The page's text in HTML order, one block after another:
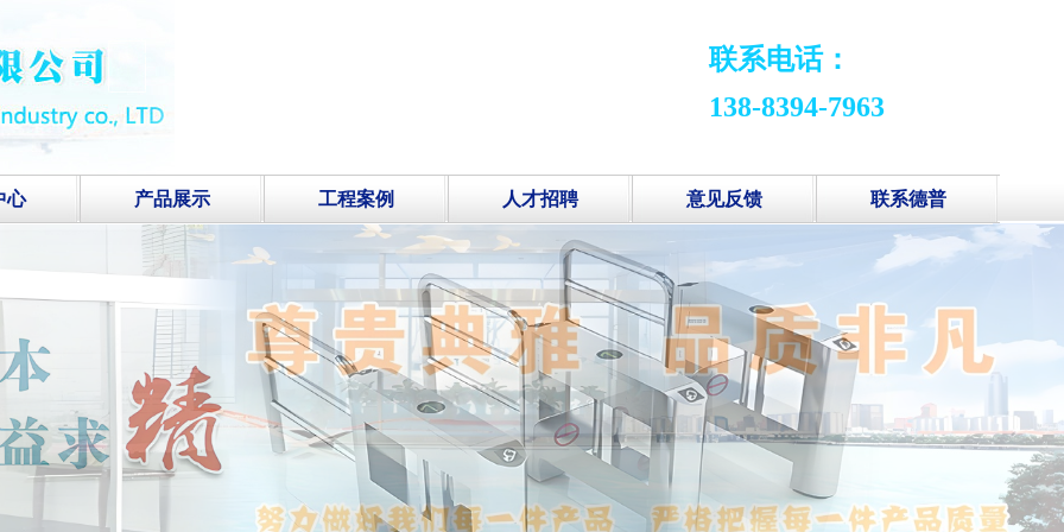
联系电话：
138-8394-7963
心 产品展示 工程案例 人才招聘 意见反馈 联系德普